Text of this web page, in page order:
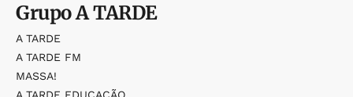
GrupoA TARDE
A TARDE
A TARDE FM
MASSA!